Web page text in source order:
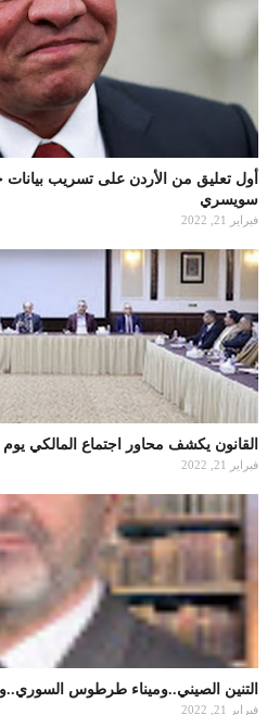
أول تعليق من الأردن على تسريب
سويسري
فبراير 21, 2022
القانون يكشف محاور اجتماع المالكي
فبراير 21, 2022
التنين الصيني..وميناء طرطوس
فبراير 21, 2022